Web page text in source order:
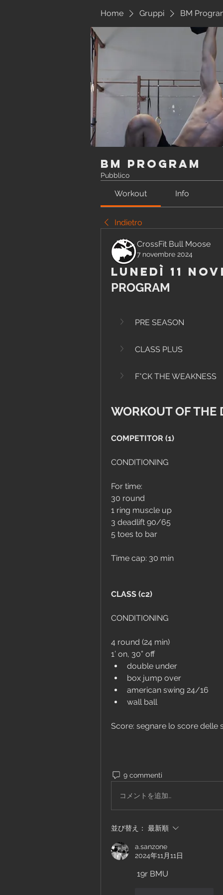
Home Gruppi BM
BM Program
Pubblico
Workout Info
Indietro
CrossFit Bull Moose
7 novembre 2024
Lunedì 11
PROGRAM
PRE SEASON
CLASS PLUS
F*CK THE WEAKNESS
WORKOUT OF THE
COMPETITOR (1)
CONDITIONING
For time:
30 round
1 ring muscle up
3 deadlift 90/65
5 toes to bar
Time cap: 30 min
CLASS (c2)
CONDITIONING
4 round (24 min)
1’ on, 30” off
double under
box jump over
american swing 24/16
wall ball
Score: segnare lo score delle
9 commenti
コメントを追加…
並び替え： 最新順
a.sanzone
2024年11月11日
19r BMU